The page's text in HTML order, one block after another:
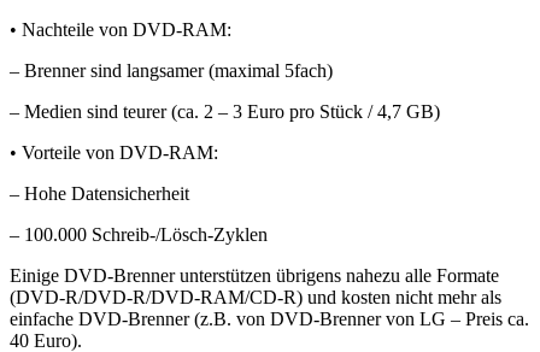
• Nachteile von DVD-RAM:
– Brenner sind langsamer (maximal 5fach)
– Medien sind teurer (ca. 2 – 3 Euro pro Stück / 4,7 GB)
• Vorteile von DVD-RAM:
– Hohe Datensicherheit
– 100.000 Schreib-/Lösch-Zyklen
Einige DVD-Brenner unterstützen übrigens nahezu alle Formate
(DVD-R/DVD-R/DVD-RAM/CD-R) und kosten nicht mehr als
einfache DVD-Brenner (z.B. von DVD-Brenner von LG – Preis ca.
40 Euro).